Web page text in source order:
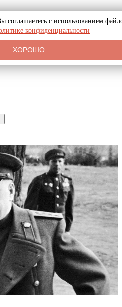
соглашаетесь с использованием
конфиденциальности
ХОРОШО